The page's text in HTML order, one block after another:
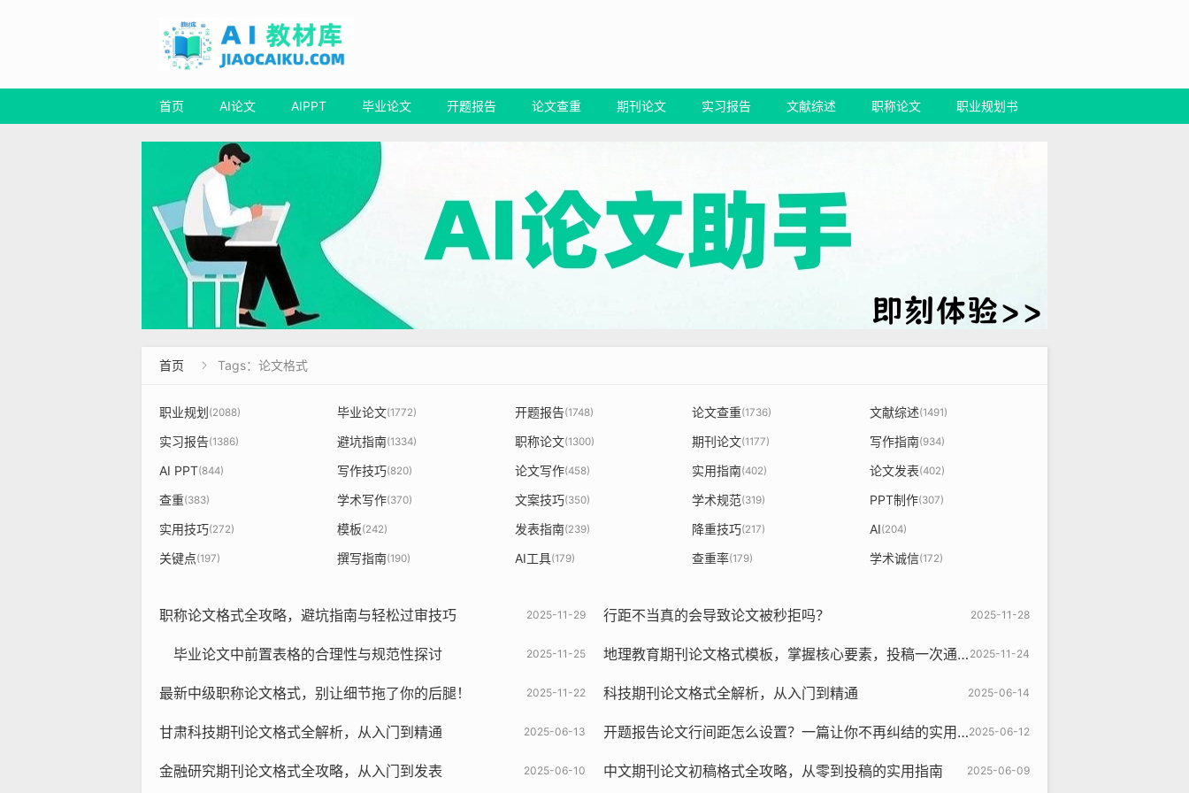
首页 AI论文 AIPPT 毕业论文 开题报告 论文查重 期刊论文 实习报告 文献综述 职称论文 职业规划书
首页  Tags：论文格式
职业规划(2088) 毕业论文(1772) 开题报告(1748) 论文查重(1736) 文献综述(1491)
实习报告(1386) 避坑指南(1334) 职称论文(1300) 期刊论文(1177) 写作指南(934)
AI PPT(844) 写作技巧(820) 论文写作(458) 实用指南(402) 论文发表(402)
查重(383) 学术写作(370) 文案技巧(350) 学术规范(319) PPT制作(307)
实用技巧(272) 模板(242) 发表指南(239) 降重技巧(217) AI(204)
关键点(197) 撰写指南(190) AI工具(179) 查重率(179) 学术诚信(172)
2025-11-29
职称论文格式全攻略，避坑指南与轻松过审技巧 2025-11-28
行距不当真的会导致论文被秒拒吗？
2025-11-25
毕业论文中前置表格的合理性与规范性探讨 2025-11-24
地理教育期刊论文格式模板，掌握核心要素，投稿一次通过
2025-11-22
最新中级职称论文格式，别让细节拖了你的后腿！ 2025-06-14
科技期刊论文格式全解析，从入门到精通
2025-06-13
甘肃科技期刊论文格式全解析，从入门到精通 2025-06-12
开题报告论文行间距怎么设置？一篇让你不再纠结的实用指南
2025-06-10
金融研究期刊论文格式全攻略，从入门到发表 2025-06-09
中文期刊论文初稿格式全攻略，从零到投稿的实用指南